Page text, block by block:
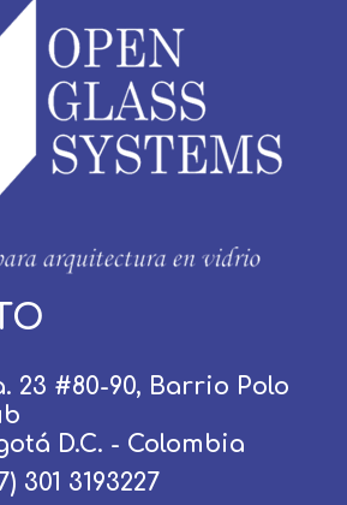
23 #80-90, Barrio Polo
D.C. - Colombia
301 3193227